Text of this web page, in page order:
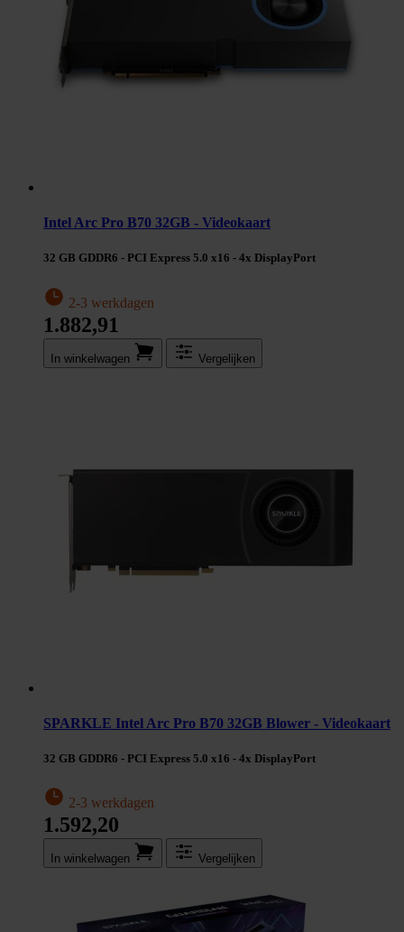
Intel Arc Pro B70 32GB - Videokaart
32 GB GDDR6 - PCI Express 5.0 x16 - 4x DisplayPort
2-3 werkdagen
1.882,91
In winkel­wagen Vergelijken
SPARKLE Intel Arc Pro B70 32GB Blower - Videokaart
32 GB GDDR6 - PCI Express 5.0 x16 - 4x DisplayPort
2-3 werkdagen
1.592,20
In winkel­wagen Vergelijken